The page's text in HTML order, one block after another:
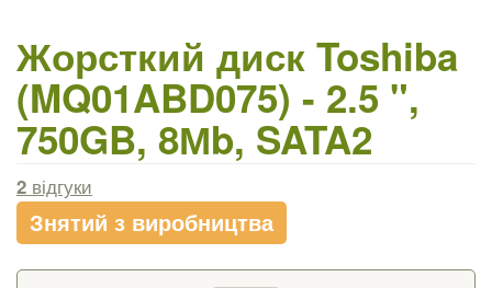
Жорсткий диск Toshiba
(MQ01ABD075) - 2.5 ",
750GB, 8Мb, SATA2
2 відгуки
Знятий з виробництва